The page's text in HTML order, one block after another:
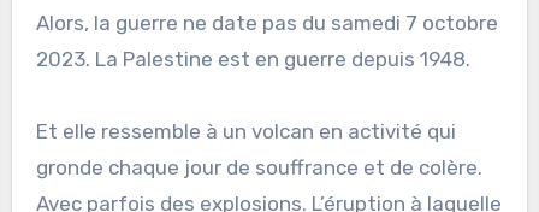
Alors, la guerre ne date pas du samedi 7 octobre
2023. La Palestine est en guerre depuis 1948.
Et elle ressemble à un volcan en activité qui
gronde chaque jour de souffrance et de colère.
Avec parfois des explosions. L’éruption à laquelle